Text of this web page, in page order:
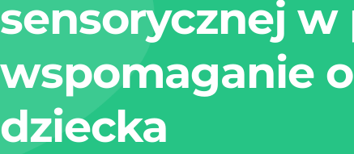
sensorycznej
wspomaganie
dziecka